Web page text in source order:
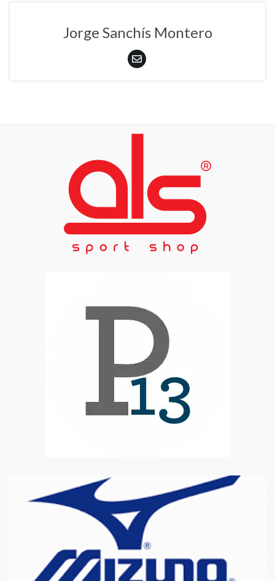
Jorge Sanchís Montero